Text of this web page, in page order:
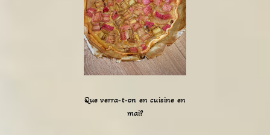
Que verra-t-on en cuisine en
mai?